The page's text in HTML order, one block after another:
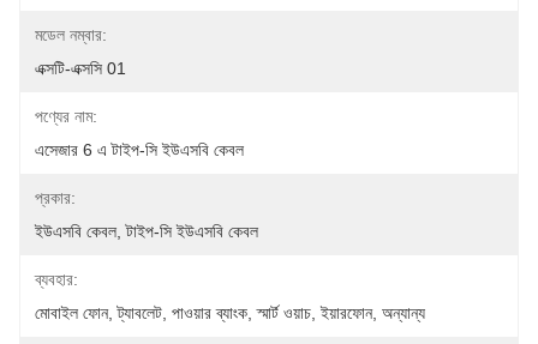
মডেল নম্বার:
এক্সটি-এক্সসি 01
পণ্যের নাম:
এসেজার 6 এ টাইপ-সি ইউএসবি কেবল
প্রকার:
ইউএসবি কেবল, টাইপ-সি ইউএসবি কেবল
ব্যবহার:
মোবাইল ফোন, ট্যাবলেট, পাওয়ার ব্যাংক, স্মার্ট ওয়াচ, ইয়ারফোন, অন্যান্য